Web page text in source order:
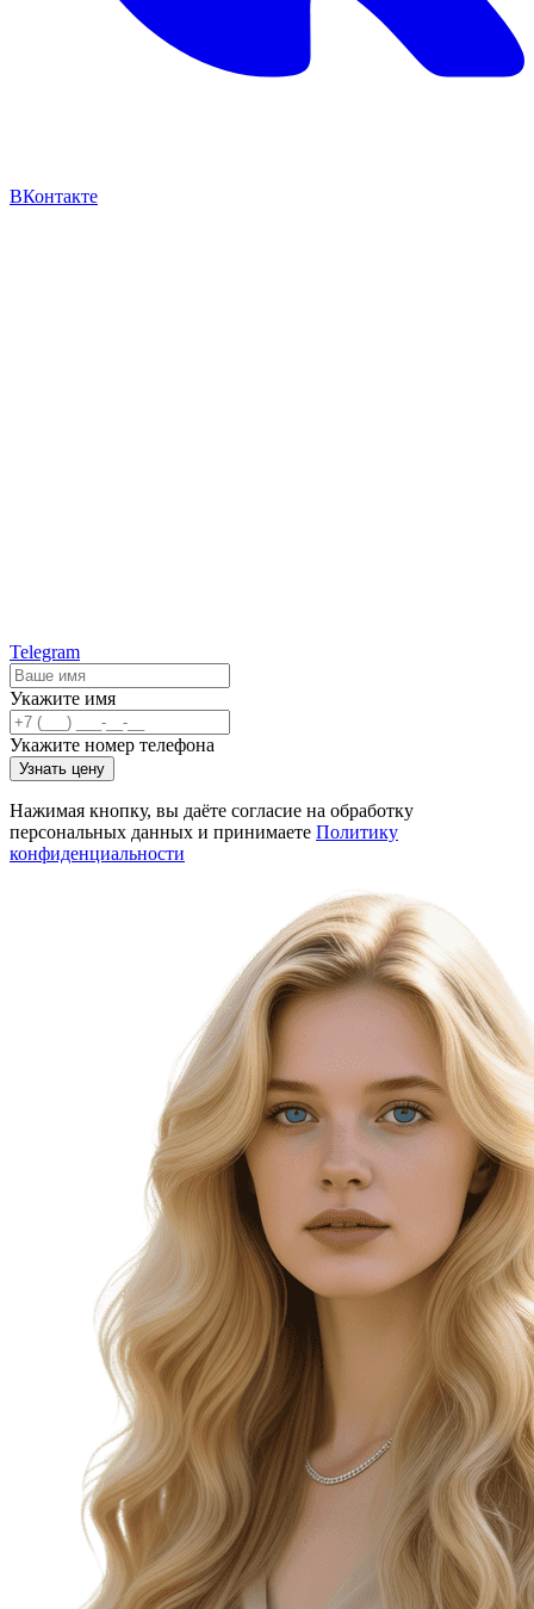
ВКонтакте
Telegram
Укажите имя
Укажите номер телефона
Узнать цену
Нажимая кнопку, вы даёте согласие на обработку
персональных данных и принимаете Политику
конфиденциальности